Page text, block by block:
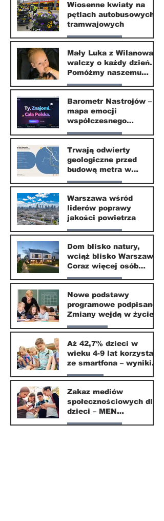
20 kwi
Wiosenne kwiaty na
pętlach autobusowych i
tramwajowych
Nasze miasto
20 kwi
Mały Luka z Wilanowa
walczy o każdy dzień.
Pomóżmy naszemu
małemu sąsiadowi
odzyskać dzieciństwo
Nasze miasto
30 mar
Barometr Nastrojów –
mapa emocji
współczesnego
społeczeństwa
Nasze miasto
30 mar
Trwają odwierty
geologiczne przed
budową metra w
Wilanowie
Nasze miasto
24 mar
Warszawa wśród
liderów poprawy
jakości powietrza
Nasze miasto
24 mar
Dom blisko natury,
wciąż blisko Warszawy.
Coraz więcej osób
wybiera ten kierunek
Nasze miasto
20 mar
Nowe podstawy
programowe podpisane.
Zmiany wejdą w życie
od września 2026
Edukacja
16 mar
Aż 42,7% dzieci w
wieku 4-9 lat korzysta
ze smartfona – wyniki
badania Krajowego
Instytutu Mediów
Parents
1 mar
Zakaz mediów
społecznościowych dla
dzieci – MEN
przedstawia projekt